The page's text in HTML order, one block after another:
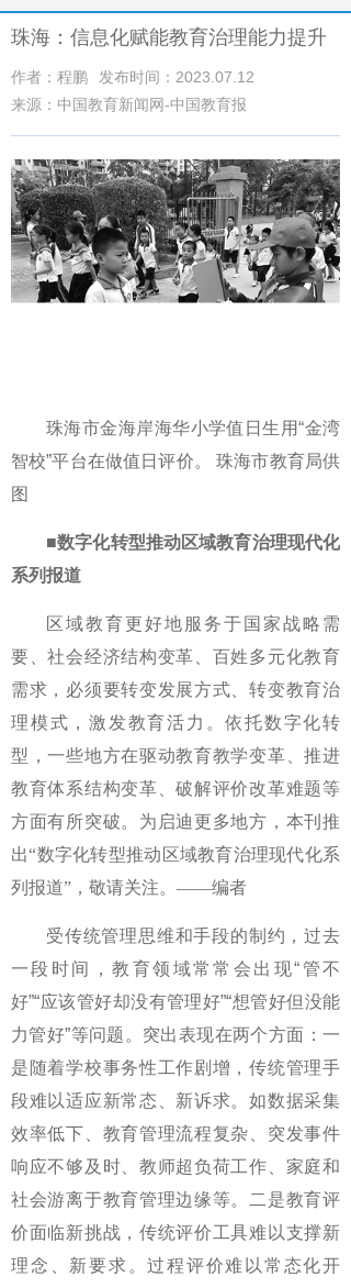
珠海：信息化赋能教育治理能力提升
作者：程鹏
发布时间：2023.07.12
来源：中国教育新闻网-中国教育报
珠海市金海岸海华小学值日生用“金湾
智校”平台在做值日评价。 珠海市教育局供
图
■数字化转型推动区域教育治理现代化
系列报道
区域教育更好地服务于国家战略需
要、社会经济结构变革、百姓多元化教育
需求，必须要转变发展方式、转变教育治
理模式，激发教育活力。依托数字化转
型，一些地方在驱动教育教学变革、推进
教育体系结构变革、破解评价改革难题等
方面有所突破。为启迪更多地方，本刊推
出“数字化转型推动区域教育治理现代化系
列报道”，敬请关注。——编者
受传统管理思维和手段的制约，过去
一段时间，教育领域常常会出现“管不
好”“应该管好却没有管理好”“想管好但没能
力管好”等问题。突出表现在两个方面：一
是随着学校事务性工作剧增，传统管理手
段难以适应新常态、新诉求。如数据采集
效率低下、教育管理流程复杂、突发事件
响应不够及时、教师超负荷工作、家庭和
社会游离于教育管理边缘等。二是教育评
价面临新挑战，传统评价工具难以支撑新
理念、新要求。过程评价难以常态化开